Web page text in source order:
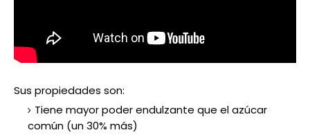
Sus propiedades son:
Tiene mayor poderendulzante que el azúcar
común (un 30% más)